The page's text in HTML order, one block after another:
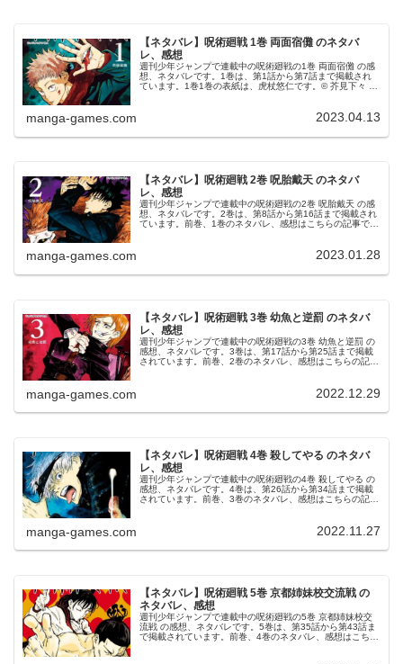
【ネタバレ】呪術廻戦 1巻 両面宿儺 のネタバ
レ、感想
週刊少年ジャンプで連載中の呪術廻戦の1巻 両面宿儺 の感
想、ネタバレです。1巻は、第1話から第7話まで掲載され
ています。1巻1巻の表紙は、虎杖悠仁です。© 芥見下々 呪
manga-games.com 2023.04.13
【ネタバレ】呪術廻戦 2巻 呪胎戴天 のネタバ
レ、感想
週刊少年ジャンプで連載中の呪術廻戦の2巻 呪胎戴天 の感
想、ネタバレです。2巻は、第8話から第16話まで掲載され
ています。前巻、1巻のネタバレ、感想はこちらの記事で
manga-games.com 2023.01.28
【ネタバレ】呪術廻戦 3巻 幼魚と逆罰 のネタバ
レ、感想
週刊少年ジャンプで連載中の呪術廻戦の3巻 幼魚と逆罰 の
感想、ネタバレです。3巻は、第17話から第25話まで掲載
されています。前巻、2巻のネタバレ、感想はこちらの記事
manga-games.com 2022.12.29
【ネタバレ】呪術廻戦 4巻 殺してやる のネタバ
レ、感想
週刊少年ジャンプで連載中の呪術廻戦の4巻 殺してやる の
感想、ネタバレです。4巻は、第26話から第34話まで掲載
されています。前巻、3巻のネタバレ、感想はこちらの記事
manga-games.com 2022.11.27
【ネタバレ】呪術廻戦 5巻 京都姉妹校交流戦 の
ネタバレ、感想
週刊少年ジャンプで連載中の呪術廻戦の5巻 京都姉妹校交
流戦 の感想、ネタバレです。5巻は、第35話から第43話ま
で掲載されています。前巻、4巻のネタバレ、感想はこちら